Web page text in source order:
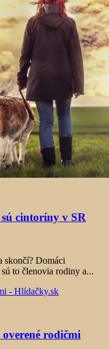
cintoríny v SR
skončí? Domáci
to členovia rodiny a...
rodičmi